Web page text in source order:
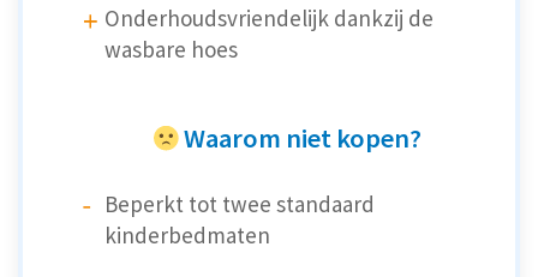
Onderhoudsvriendelijk dankzij de
wasbare hoes
Waarom niet kopen?
Beperkt tot twee standaard
kinderbedmaten